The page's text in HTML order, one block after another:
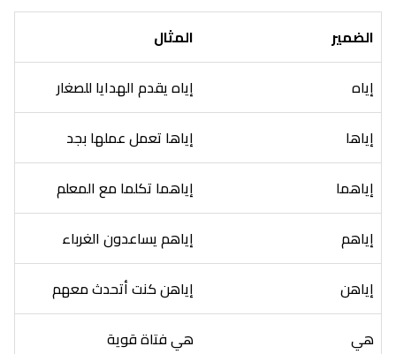
الضمير
المثال
إياه
إياه يقدم الهدايا للصغار
إياها
إياها تعمل عملها بجد
إياهما
إياهما تكلما مع المعلم
إياهم
إياهم يساعدون الغرباء
إياهن
إياهن كنت أتحدث معهم
هي
هي فتاة قوية